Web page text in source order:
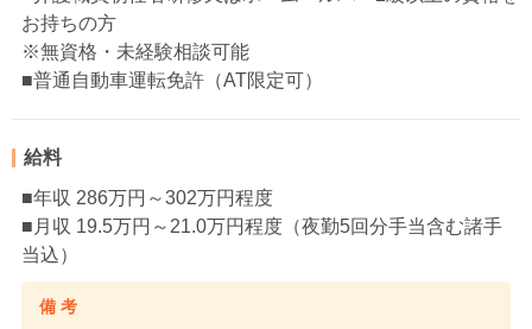
お持ちの方
※無資格・未経験相談可能
■普通自動車運転免許（AT限定可）
給料
■年収 286万円～302万円程度
■月収 19.5万円～21.0万円程度（夜勤5回分手当含む諸手
当込）
備 考